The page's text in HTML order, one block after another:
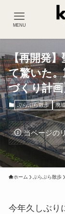
MENU
【再開発
て驚いた
づくり計画
ぶらぶら散歩 廃
当ページの
ホーム ぶらぶら散歩
今年久しぶり